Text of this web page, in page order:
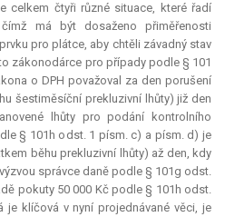
celkem čtyři různé situace, které řadí
má být dosaženo přiměřenosti
pro plátce, aby chtěli závadný stav
zákonodárce pro případy podle § 101
o DPH považoval za den porušení
šestiměsíční prekluzivní lhůty) již den
lhůty pro podání kontrolního
§ 101h odst. 1 písm. c) a písm. d) je
běhu prekluzivní lhůty) až den, kdy
správce daně podle § 101g odst.
pokuty 50 000 Kč podle § 101h odst.
je klíčová v nyní projednávané věci, je